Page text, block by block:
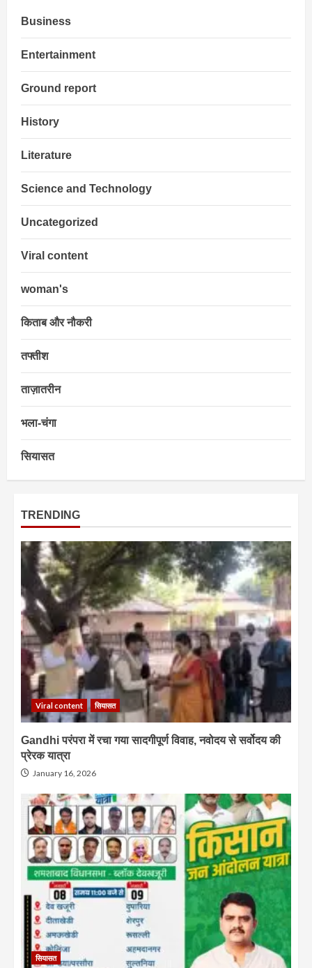
Business
Entertainment
Ground report
History
Literature
Science and Technology
Uncategorized
Viral content
woman's
किताब और नौकरी
तफ्तीश
ताज़ातरीन
भला-चंगा
सियासत
TRENDING
Viral content सियासत
Gandhi परंपरा में रचा गया सादगीपूर्ण विवाह, नवोदय से सर्वोदय की
प्रेरक यात्रा
January 16, 2026
सियासत